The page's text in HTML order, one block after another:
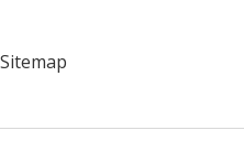
Sitemap